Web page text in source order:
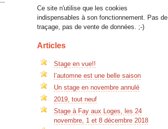
Ce site n'utilise que les cookies
indispensables à son fonctionnement. Pas de
traçage, pas de vente de données. ;-)
Articles
Stage en vue!!
l’automne est une belle saison
Un stage en novembre annulé
2019, tout neuf
Stage à Fay aux Loges, les 24
novembre, 1 et 8 décembre 2018